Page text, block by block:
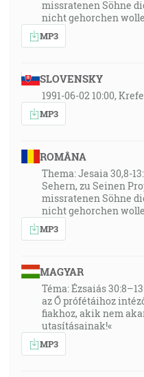
missratenen Söhne
nicht gehorchen
MP3
SLOVENSKY
1991-06-02 10:00,
MP3
ROMÂNA
Thema: Jesaia 30,8-
Sehern, zu Seinen
missratenen Söhne
nicht gehorchen
MP3
MAGYAR
Téma: Ézsaiás
az Ő prófétáihoz
fiakhoz, akik nem
utasításainak!«
MP3